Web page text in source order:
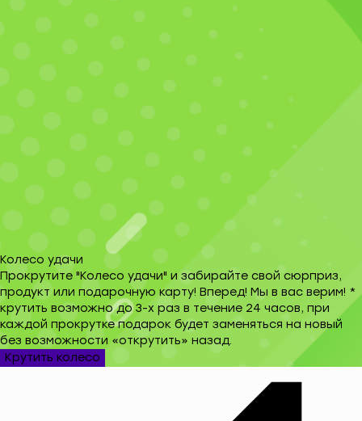
Колесо удачи
Прокрутите "Колесо удачи" и забирайте свой сюрприз,
продукт или подарочную карту! Вперед! Мы в вас верим! *
крутить возможно до 3-х раз в течение 24 часов, при
каждой прокрутке подарок будет заменяться на новый
без возможности «открутить» назад.
Крутить колесо